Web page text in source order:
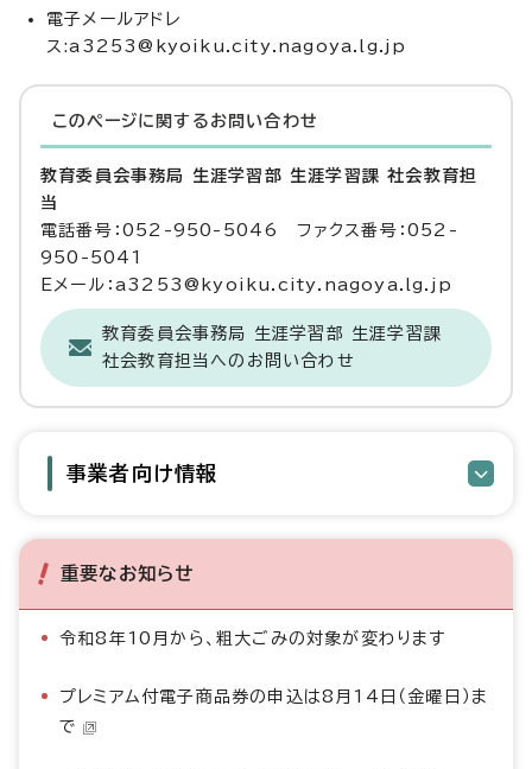
電子メールアドレ
ス:a3253@kyoiku.city.nagoya.lg.jp
このページに関する お問い合わせ
教育委員会事務局 生涯学習部 生涯学習課 社会教育担
当
電話番号：052-950-5046 ファクス番号：052-
950-5041
Eメール：a3253@kyoiku.city.nagoya.lg.jp
教育委員会事務局 生涯学習部 生涯学習課
社会教育担当へのお問い合わせ
事業者向け情報
重要なお知らせ
令和8年10月から、粗大ごみの対象が変わります
プレミアム付電子商品券の申込は8月14日（金曜日）ま
で